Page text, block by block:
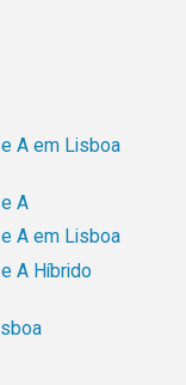
A em Lisboa
A
A em Lisboa
A Híbrido